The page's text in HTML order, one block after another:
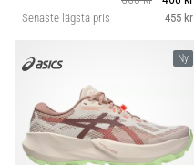
hälsoproblem
löpare
drabbas
Vad…
Senaste lägsta pris 455 kr
Ny